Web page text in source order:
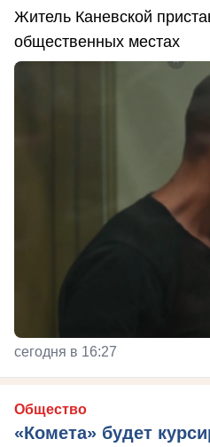
Житель Каневской
общественных местах
сегодня в 16:27
Общество
«Комета» будет